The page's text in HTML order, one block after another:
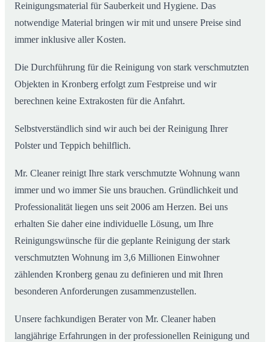
Reinigungsmaterial für Sauberkeit und Hygiene. Das
notwendige Material bringen wir mit und unsere Preise sind
immer inklusive aller Kosten.
Die Durchführung für die Reinigung von stark verschmutzten
Objekten in Kronberg erfolgt zum Festpreise und wir
berechnen keine Extrakosten für die Anfahrt.
Selbstverständlich sind wir auch bei der Reinigung Ihrer
Polster und Teppich behilflich.
Mr. Cleaner reinigt Ihre stark verschmutzte Wohnung wann
immer und wo immer Sie uns brauchen. Gründlichkeit und
Professionalität liegen uns seit 2006 am Herzen. Bei uns
erhalten Sie daher eine individuelle Lösung, um Ihre
Reinigungswünsche für die geplante Reinigung der stark
verschmutzten Wohnung im 3,6 Millionen Einwohner
zählenden Kronberg genau zu definieren und mit Ihren
besonderen Anforderungen zusammenzustellen.
Unsere fachkundigen Berater von Mr. Cleaner haben
langjährige Erfahrungen in der professionellen Reinigung und